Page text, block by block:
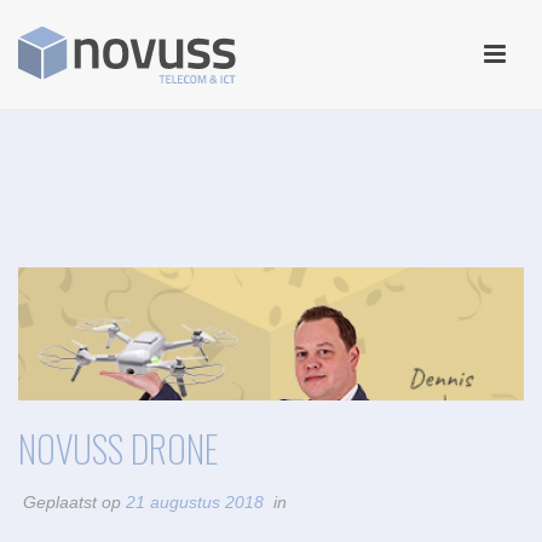
NOVUSS DRONE
Geplaatst op 21 augustus 2018 in